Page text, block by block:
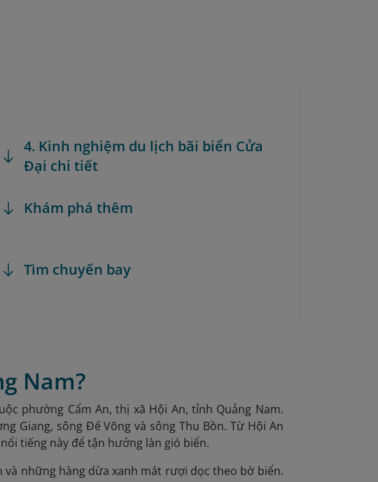
4. Kinh nghiệm du lịch bãi biển Cửa
Đại chi tiết
Khám phá thêm
Tìm chuyến bay
Nam?
phường Cẩm An, thị xã Hội An, tỉnh Quảng Nam.
Giang, sông Đế Võng và sông Thu Bồn. Từ Hội An
tiếng này để tận hưởng làn gió biển.
những hàng dừa xanh mát rượi dọc theo bờ biển.